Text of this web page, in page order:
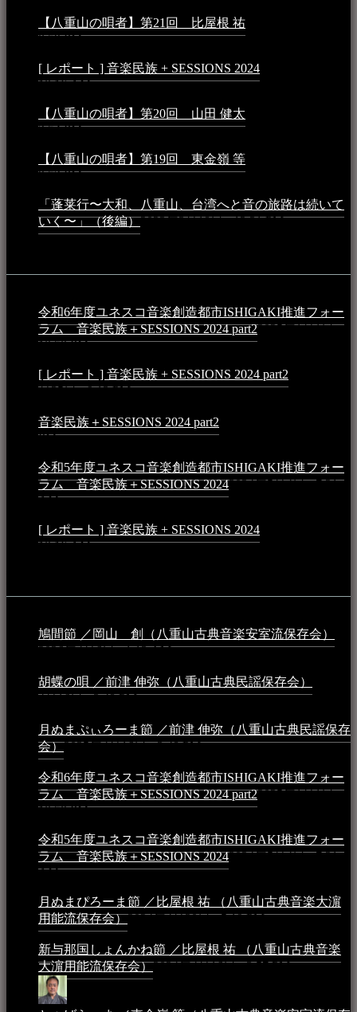
【八重山の唄者】第21回 比屋根 祐
8:59 PM
[ レポート ] 音楽民族 + SESSIONS 2024
10:16 AM
【八重山の唄者】第20回 山田 健太
3:54 PM
【八重山の唄者】第19回 東金嶺 等
9:52 PM
「蓬莱行〜大和、八重山、台湾へと音の旅路は続いて
いく〜」（後編）2023年3月18日 - 12:31 PM
令和6年度ユネスコ音楽創造都市ISHIGAKI推進フォー
ラム 音楽民族＋SESSIONS 2024 part22025年1月1日 -
10:50 PM
[ レポート ] 音楽民族 + SESSIONS 2024 part2
月25日 - 9:13 PM
音楽民族＋SESSIONS 2024 part2
PM
令和5年度ユネスコ音楽創造都市ISHIGAKI推進フォー
ラム 音楽民族＋SESSIONS 20242024年5月4日 - 7:21
AM
[ レポート ] 音楽民族 + SESSIONS 2024
10:16 AM
鳩間節 ／岡山 創（八重山古典音楽安室流保存会）
2026年4月6日 - 1:13 AM
胡蝶の唄 ／前津 伸弥（八重山古典民謡保存会）
4月16日 - 3:48 PM
月ぬまぷぃろーま節 ／前津 伸弥（八重山古典民謡保存
会）2025年4月16日 - 3:48 PM
令和6年度ユネスコ音楽創造都市ISHIGAKI推進フォー
ラム 音楽民族＋SESSIONS 2024 part22025年1月1日 -
10:50 PM
令和5年度ユネスコ音楽創造都市ISHIGAKI推進フォー
ラム 音楽民族＋SESSIONS 20242024年5月4日 - 7:21
AM
月ぬまぴろーま節 ／比屋根 祐 （八重山古典音楽大濵
用能流保存会）2024年4月20日 - 5:19 PM
新与那国しょんかね節 ／比屋根 祐 （八重山古典音楽
大濵用能流保存会）2024年4月16日 - 3:57 PM